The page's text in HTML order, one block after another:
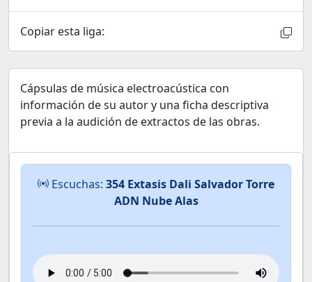
Copiar esta liga:
Cápsulas de música electroacústica con
información de su autor y una ficha descriptiva
previa a la audición de extractos de las obras.
Escuchas: 354 Extasis Dali Salvador Torre
ADN Nube Alas